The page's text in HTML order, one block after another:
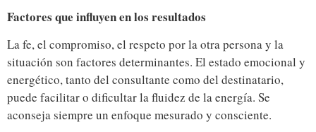
Factores que influyen en los resultados
La fe, el compromiso, el respeto por la otra persona y la
situación son factores determinantes. El estado emocional y
energético, tanto del consultante como del destinatario,
puede facilitar o dificultar la fluidez de la energía. Se
aconseja siempre un enfoque mesurado y consciente.